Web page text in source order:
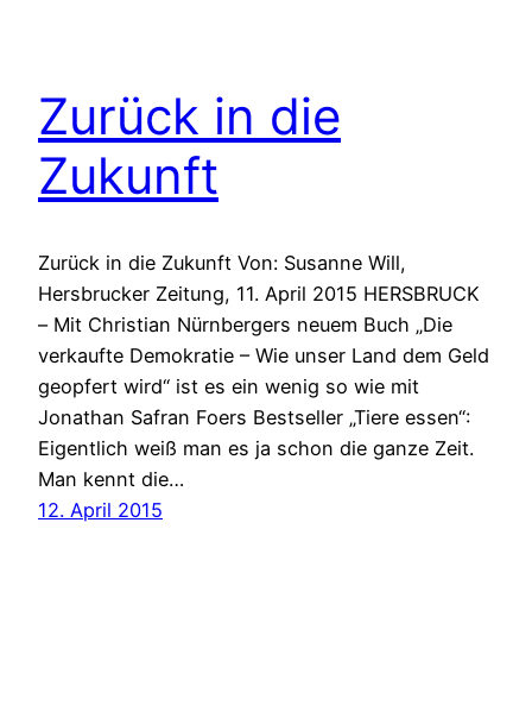
Zurück in die
Zukunft
Zurück in die Zukunft Von: Susanne Will,
Hersbrucker Zeitung, 11. April 2015 HERSBRUCK
– Mit Christian Nürnbergers neuem Buch „Die
verkaufte Demokratie – Wie unser Land dem Geld
geopfert wird“ ist es ein wenig so wie mit
Jonathan Safran Foers Bestseller „Tiere essen“:
Eigentlich weiß man es ja schon die ganze Zeit.
Man kennt die…
12. April 2015